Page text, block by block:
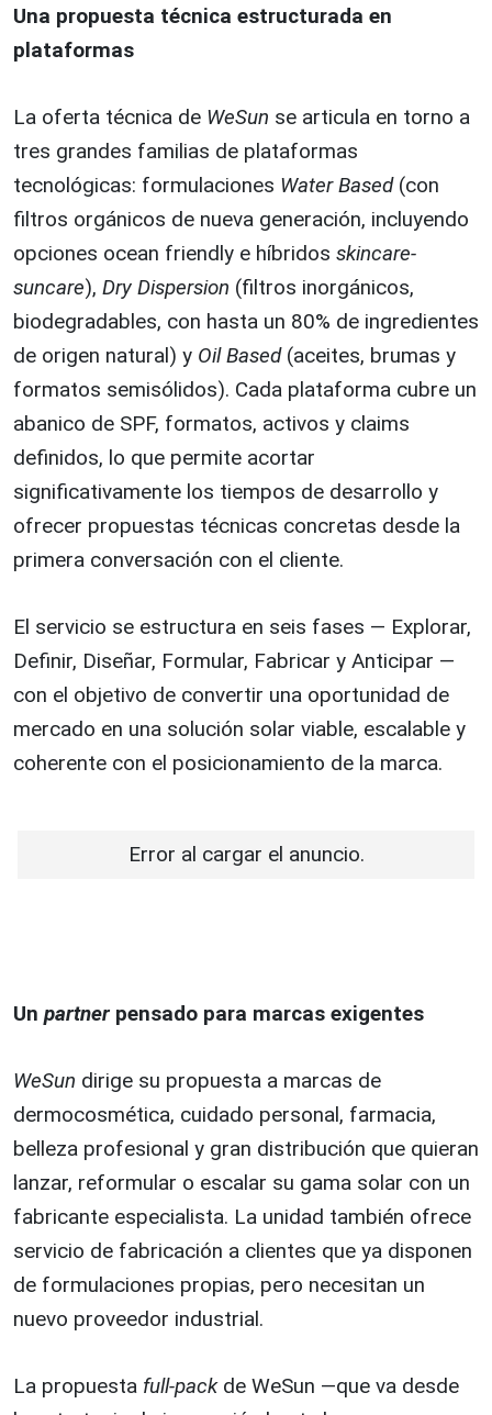
Una propuesta técnica estructurada en
plataformas
La oferta técnica de WeSun se articula en torno a
tres grandes familias de plataformas
tecnológicas: formulaciones Water Based(con
filtros orgánicos de nueva generación, incluyendo
opciones ocean friendly e híbridos skincare-
suncare), Dry Dispersion (filtros inorgánicos,
biodegradables, con hasta un 80% de ingredientes
de origen natural) y Oil Based(aceites, brumas y
formatos semisólidos). Cada plataforma cubre un
abanico de SPF, formatos, activos y claims
definidos, lo que permite acortar
significativamente los tiempos de desarrollo y
ofrecer propuestas técnicas concretas desde la
primera conversación con el cliente.
El servicio se estructura en seis fases — Explorar,
Definir, Diseñar, Formular, Fabricar y Anticipar —
con el objetivo de convertir una oportunidad de
mercado en una solución solar viable, escalable y
coherente con el posicionamiento de la marca.
Error al cargar el anuncio.
Un partner pensado para marcas exigentes
WeSun dirige su propuesta a marcas de
dermocosmética, cuidado personal, farmacia,
belleza profesional y gran distribución que quieran
lanzar, reformular o escalar su gama solar con un
fabricante especialista. La unidad también ofrece
servicio de fabricación a clientes que ya disponen
de formulaciones propias, pero necesitan un
nuevo proveedor industrial.
La propuesta full-packde WeSun —que va desde